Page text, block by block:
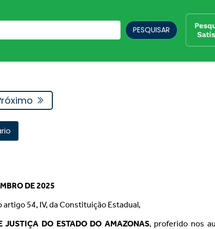
PESQUISAR
DE 2025
54, IV, da Constituição Estadual,
JUSTIÇA DO ESTADO DO AMAZONAS, proferido nos